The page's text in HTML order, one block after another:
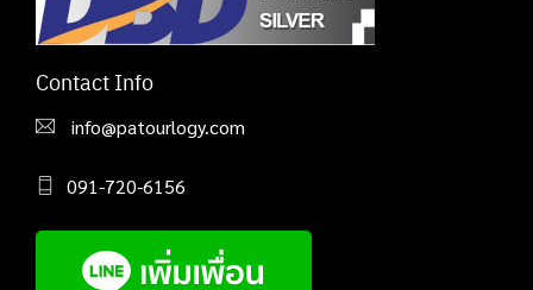
Contact Info
info@patourlogy.com
091-720-6156